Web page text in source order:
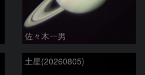
佐々木一男
土星(20260805)